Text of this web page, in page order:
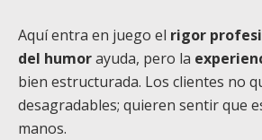
Aquí entra en juego el rigor
del humorayuda, pero la
bien estructurada. Los clientes no
desagradables; quieren sentir que
manos.